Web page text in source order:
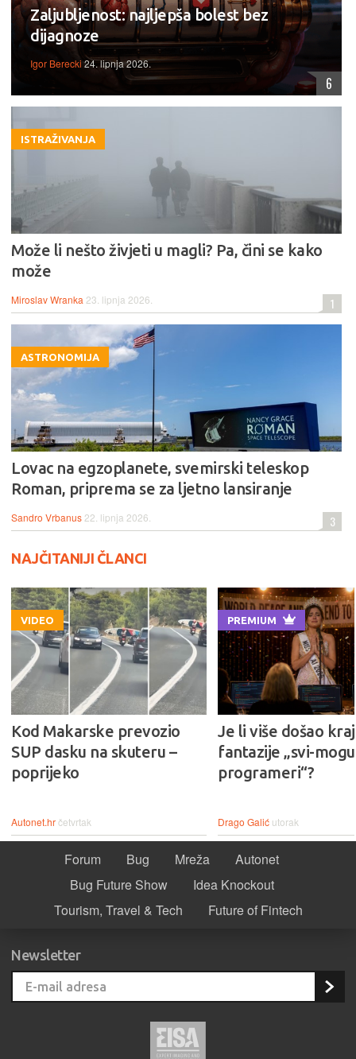
Zaljubljenost: najljepša bolest bez
dijagnoze
Igor Berecki 24. lipnja 2026.
6
ISTRAŽIVANJA
Može li nešto živjeti u magli? Pa, čini se kako
može
Miroslav Wranka 23. lipnja 2026. 1
ASTRONOMIJA
Lovac na egzoplanete, svemirski teleskop
Roman, priprema se za ljetno lansiranje
Sandro Vrbanus 22. lipnja 2026. 3
NAJČITANIJI ČLANCI
VIDEO
Kod Makarske prevozio
SUP dasku na skuteru –
poprijeko
Autonet.hrčetvrtak
PREMIUM
Je li više došao kraj
fantazije „svi-
programeri“?
Drago Galić utorak
Forum Bug Mreža
Autonet
Bug Future Show
Idea Knockout
Tourism, Travel & Tech
Future of Fintech
Newsletter